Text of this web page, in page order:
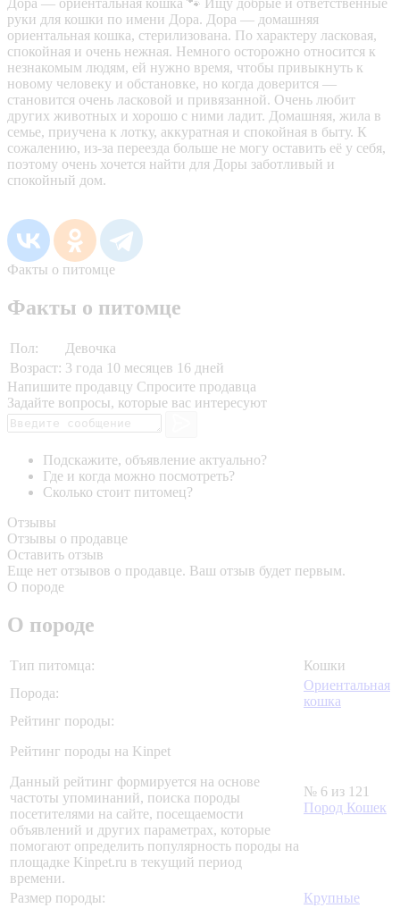
руки для кошки по имени Дора. Дора — домашняя
ориентальная кошка, стерилизована. По характеру ласковая,
спокойная и очень нежная. Немного осторожно относится к
незнакомым людям, ей нужно время, чтобы привыкнуть к
новому человеку и обстановке, но когда доверится —
становится очень ласковой и привязанной. Очень любит
других животных и хорошо с ними ладит. Домашняя, жила в
семье, приучена к лотку, аккуратная и спокойная в быту. К
сожалению, из-за переезда больше не могу оставить её у себя,
поэтому очень хочется найти для Доры заботливый и
спокойный дом.
Факты о питомце
Факты о питомце
Пол:
Девочка
Возраст: 3 года 10 месяцев 16 дней
Напишите продавцу Спросите продавца
Задайте вопросы, которые вас интересуют
Подскажите, объявление актуально?
Где и когда можно посмотреть?
Сколько стоит питомец?
Отзывы
Отзывы о продавце
Оставить отзыв
Еще нет отзывов о продавце. Ваш отзыв будет первым.
О породе
О породе
Тип питомца:
Кошки
Порода:
Ориентальная
кошка
Рейтинг породы:
Рейтинг породы на Kinpet
Данный рейтинг формируется на основе
частоты упоминаний, поиска породы
посетителями на сайте, посещаемости
объявлений и других параметрах, которые
помогают определить популярность породы на
площадке Kinpet.ru в текущий период
времени.
№ 6 из 121
Пород Кошек
Размер породы:
Крупные